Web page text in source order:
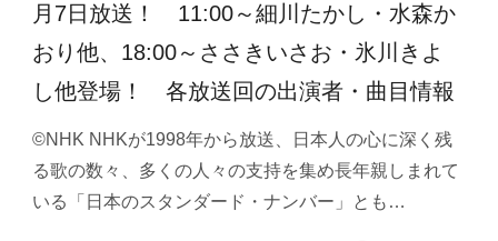
月7日放送！ 11:00～細川たかし・水森か
おり他、18:00～ささきいさお・氷川きよ
し他登場！ 各放送回の出演者・曲目情報
©NHK NHKが1998年から放送、日本人の心に深く残
る歌の数々、多くの人々の支持を集め長年親しまれて
いる「日本のスタンダード・ナンバー」とも…